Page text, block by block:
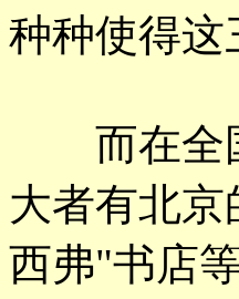
种种使得这
而在全国
大者有北
西弗"书店